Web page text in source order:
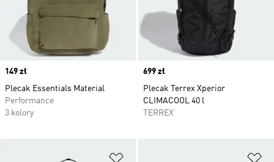
Price
149 zł
Plecak Essentials Material
Performance
3 kolory
Price
699 zł
Plecak Terrex Xperior
CLIMACOOL 40 l
TERREX